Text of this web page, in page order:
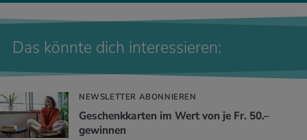
Das könnte dich interessieren:
NEWSLETTER ABONNIEREN
Geschenkkarten im Wert von je Fr. 50.–
gewinnen